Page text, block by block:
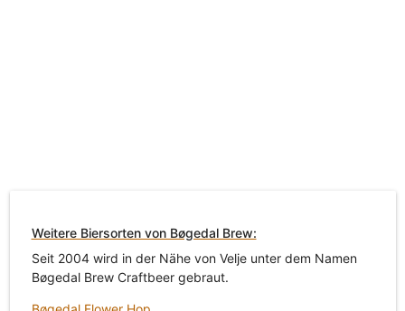
Weitere Biersorten von Bøgedal Brew:
Seit 2004 wird in der Nähe von Velje unter dem Namen
Bøgedal Brew Craftbeer gebraut.